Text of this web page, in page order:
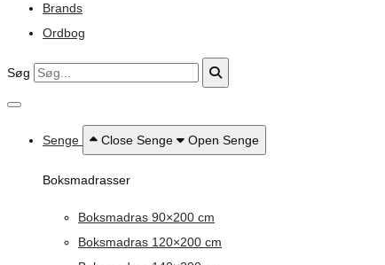
Brands
Ordbog
Søg
Senge Close Senge Open Senge
Boksmadrasser
Boksmadras 90×200 cm
Boksmadras 120×200 cm